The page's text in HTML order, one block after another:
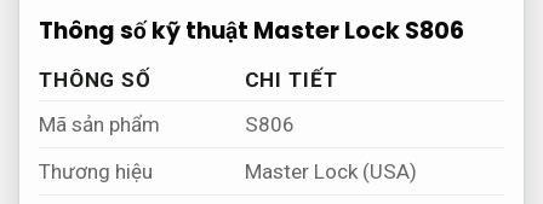
Thông số kỹ thuật Master Lock S806
THÔNG SỐ
CHI TIẾT
Mã sản phẩm
S806
Thương hiệu
Master Lock (USA)